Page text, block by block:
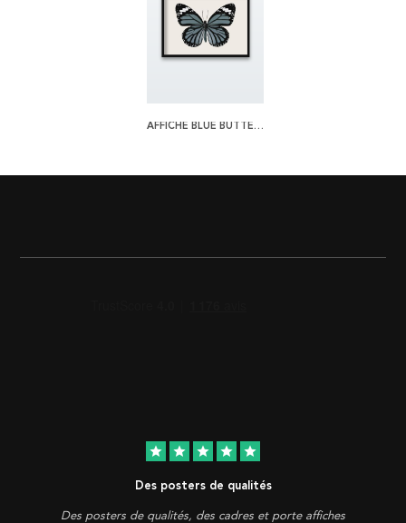
AFFICHE BLUE BUTTERFLY
star star star star star
Des posters de qualités
Des posters de qualités, des cadres et porte affiches